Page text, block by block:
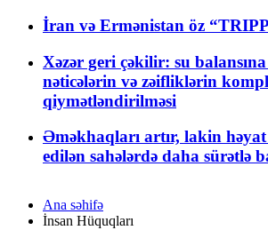
İran və Ermənistan öz
Xəzər geri çəkilir: su
nəticələrin və zəifliklərin
qiymətləndirilməsi
Əməkhaqları artır, lakin həyat
edilən sahələrdə daha sürətlə
Ana səhifə
İnsan Hüquqları